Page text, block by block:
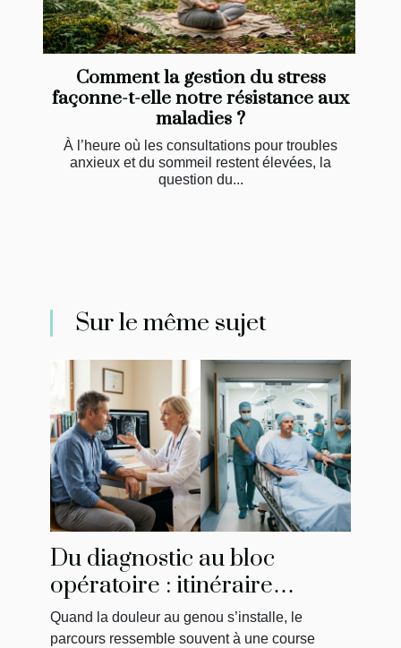
Comment la gestion du stress
façonne-t-elle notre résistance aux
maladies ?
À l’heure où les consultations pour troubles
anxieux et du sommeil restent élevées, la
question du...
Sur le même sujet
Du diagnostic au bloc
opératoire : itinéraire
singulier d’un patient
Quand la douleur au genou s’installe, le
parcours ressemble souvent à une course